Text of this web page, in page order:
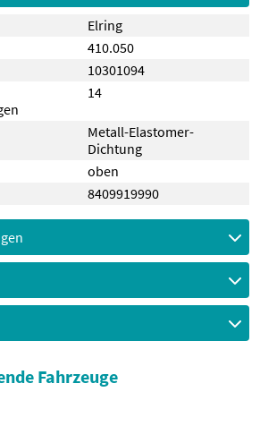
Elring
410.050
10301094
14
Metall-Elastomer-
Dichtung
oben
8409919990
Fahrzeuge